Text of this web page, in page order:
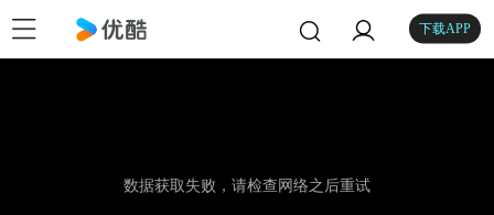
下载APP
数据获取失败，请检查网络之后重试